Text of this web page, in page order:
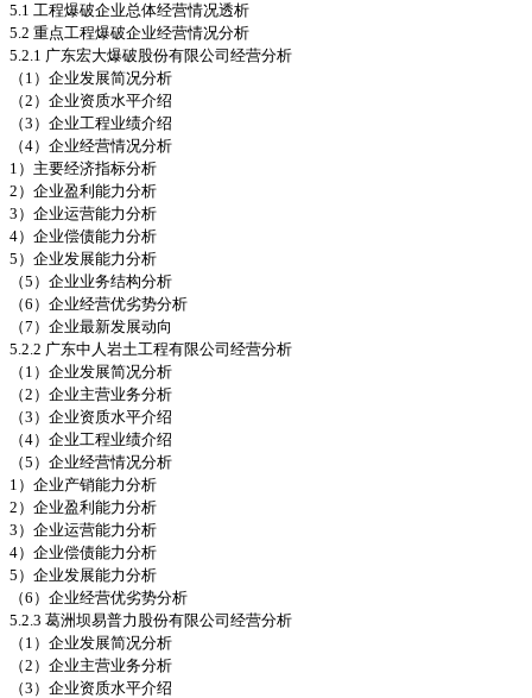
5.1 工程爆破企业总体经营情况透析
5.2 重点工程爆破企业经营情况分析
5.2.1 广东宏大爆破股份有限公司经营分析
（1）企业发展简况分析
（2）企业资质水平介绍
（3）企业工程业绩介绍
（4）企业经营情况分析
1）主要经济指标分析
2）企业盈利能力分析
3）企业运营能力分析
4）企业偿债能力分析
5）企业发展能力分析
（5）企业业务结构分析
（6）企业经营优劣势分析
（7）企业最新发展动向
5.2.2 广东中人岩土工程有限公司经营分析
（1）企业发展简况分析
（2）企业主营业务分析
（3）企业资质水平介绍
（4）企业工程业绩介绍
（5）企业经营情况分析
1）企业产销能力分析
2）企业盈利能力分析
3）企业运营能力分析
4）企业偿债能力分析
5）企业发展能力分析
（6）企业经营优劣势分析
5.2.3 葛洲坝易普力股份有限公司经营分析
（1）企业发展简况分析
（2）企业主营业务分析
（3）企业资质水平介绍